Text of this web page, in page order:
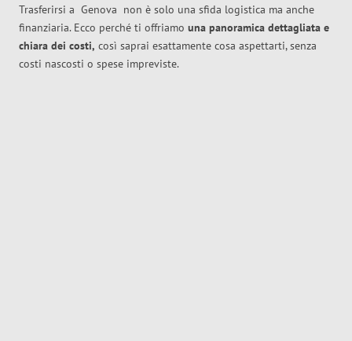
Trasferirsi a Genova non è solo una sfida logistica ma anche
finanziaria. Ecco perché ti offriamo una panoramica dettagliata e
chiara dei costi, così saprai esattamente cosa aspettarti, senza
costi nascosti o spese impreviste.